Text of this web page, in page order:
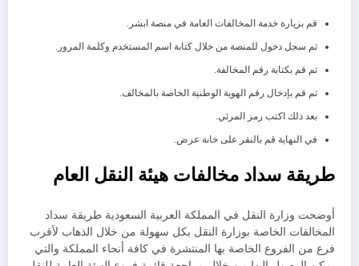
قم بزيارة خدمة المخالفات العامة في منصة ابشر.
ثم سجل دخول للمنصة من خلال كتابة اسم المستخدم وكلمة المرور.
ثم قم بكتابة رقم المخالفة.
ثم قم بإدخال رقم الهوية الوطنية الخاصة بالمخالف.
بعد ذلك اكتب رمز المرئي.
في النهاية قم بالنقر على خانة عرض.
طريقة سداد مخالفات هيئة النقل العام
أوضحت وزارة النقل في المملكة العربية السعودية طريقة سداد
المخالفات الخاصة بوزارة النقل بكل سهولة من خلال الذهاب لأقرب
فرع من الفروع الخاصة بها المنتشرة في كافة أنحاء المملكة والتي